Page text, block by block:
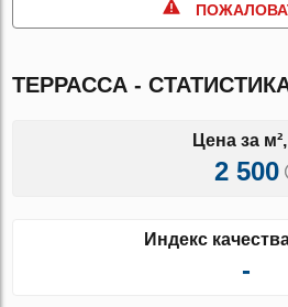
ТЕРРАССА -
Цена за
2 500
Индекс
-